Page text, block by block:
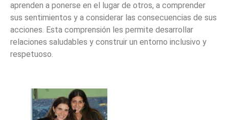
aprenden a ponerse en el lugar de otros, a comprender
sus sentimientos y a considerar las consecuencias de sus
acciones. Esta comprensión les permite desarrollar
relaciones saludables y construir un entorno inclusivo y
respetuoso.